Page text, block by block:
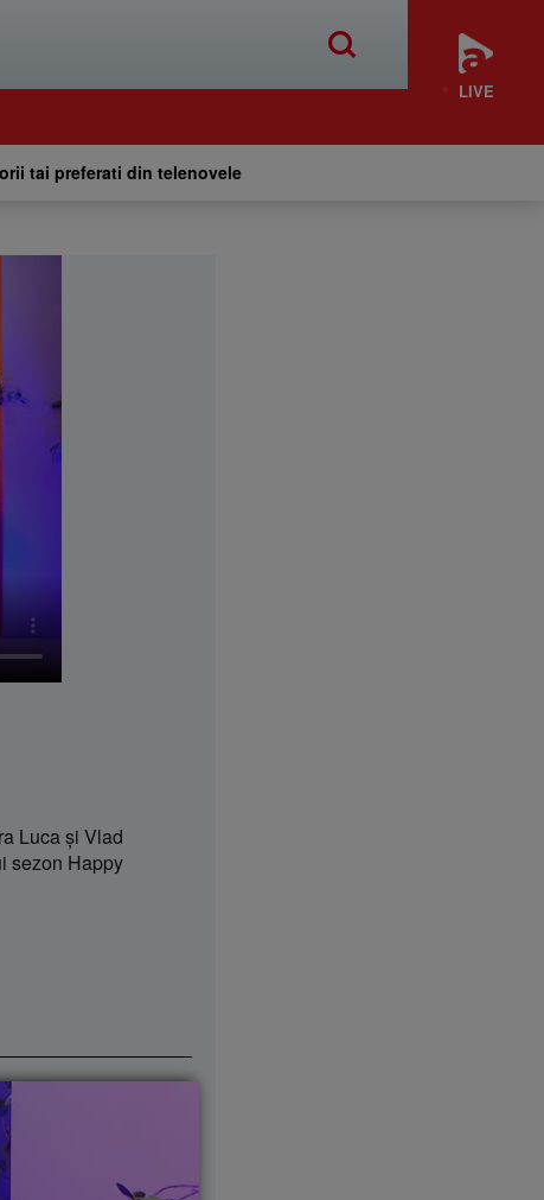
LIVE
tai preferati din telenovele
Luca şi Vlad
sezon Happy